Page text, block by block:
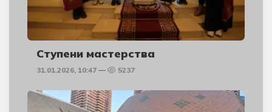
Ступени мастерства
31.01.2026, 10:47 5237